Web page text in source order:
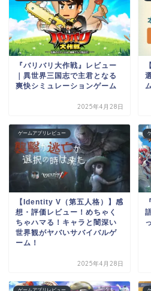
『バリバリ大作戦』レビュー
｜異世界三国志で主君となる
爽快シミュレーションゲーム
2025年4月28日
ゲームアプリレビュー
【Identity V（第五人格）】感
想・評価レビュー！めちゃく
ちゃハマる！キャラと闇深い
世界観がヤバいサバイバルゲ
ーム！
2025年4月28日